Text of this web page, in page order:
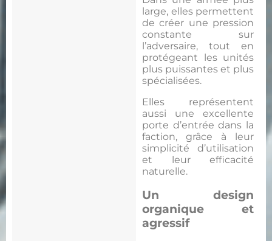
large, elles permettent
de créer une pression
constante sur
l’adversaire, tout en
protégeant les unités
plus puissantes et plus
spécialisées.
Elles représentent
aussi une excellente
porte d’entrée dans la
faction, grâce à leur
simplicité d’utilisation
et leur efficacité
naturelle.
Un design
organique et
agressif